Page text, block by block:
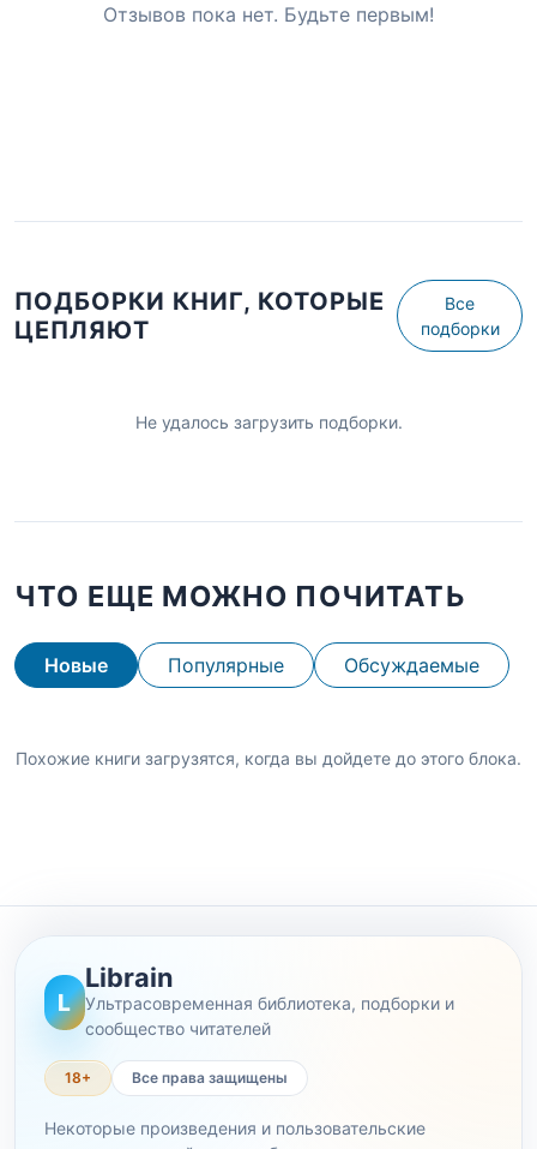
Отзывов пока нет. Будьте первым!
ПОДБОРКИ КНИГ, КОТОРЫЕ
ЦЕПЛЯЮТ
Все
подборки
Не удалось загрузить подборки.
ЧТО ЕЩЕ МОЖНО ПОЧИТАТЬ
Новые Популярные Обсуждаемые
Похожие книги загрузятся, когда вы дойдете до этого блока.
L
Librain
Ультрасовременная библиотека, подборки и
сообщество читателей
18+ Все права защищены
Некоторые произведения и пользовательские